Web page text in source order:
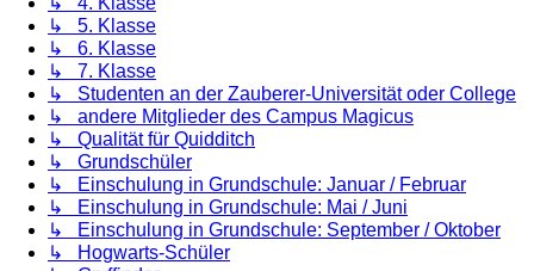
↳ 5. Klasse
↳ 6. Klasse
↳ 7. Klasse
↳ Studenten an der Zauberer-Universität oder College
↳ andere Mitglieder des Campus Magicus
↳ Qualität für Quidditch
↳ Grundschüler
↳ Einschulung in Grundschule: Januar / Februar
↳ Einschulung in Grundschule: Mai / Juni
↳ Einschulung in Grundschule: September / Oktober
↳ Hogwarts-Schüler